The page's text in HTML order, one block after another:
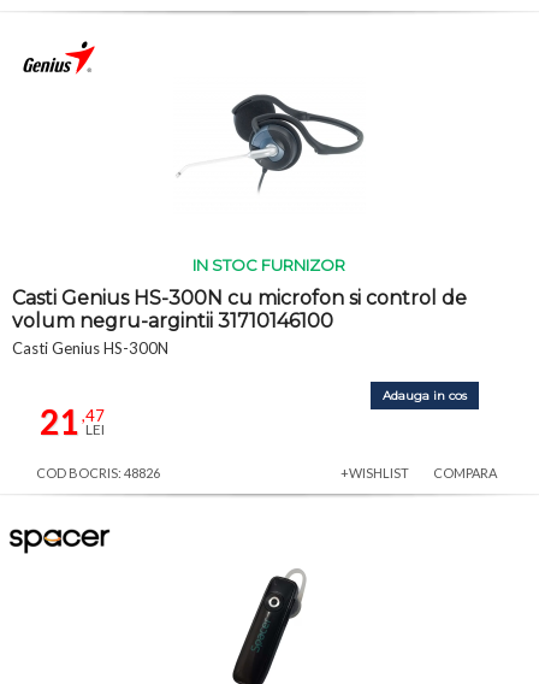
IN STOC FURNIZOR
Casti Genius HS-300N cu microfon si control de
volum negru-argintii 31710146100
Casti Genius HS-300N
21,47
LEI
Adauga in cos
COD BOCRIS: 48826 +WISHLIST COMPARA